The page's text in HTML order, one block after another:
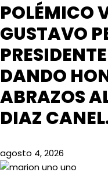
POLÉMICO
GUSTAVO
DANDO
ABRAZOS
DIAZ
agosto 4, 2026